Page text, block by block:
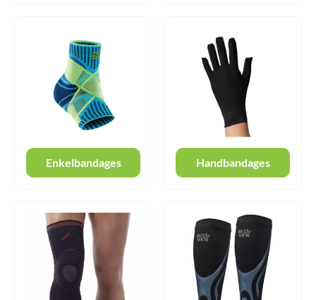
Enkelbandages Handbandages